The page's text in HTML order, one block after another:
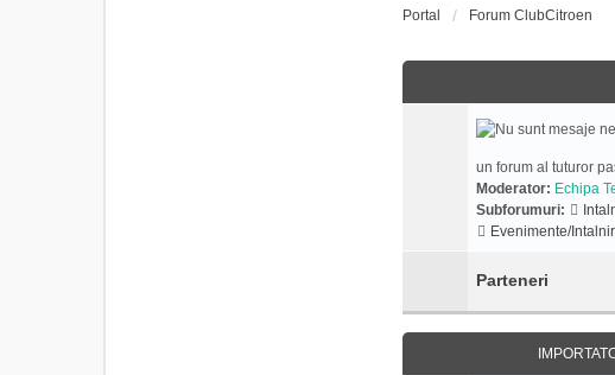
Portal Forum ClubCitroen
un forum al tuturor
Moderator: Echipa
Subforumuri:
Evenimente/
Parteneri